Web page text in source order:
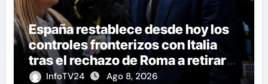
España restablece desde hoy los
controles fronterizos con Italia
tras el rechazo de Roma a retirar
las restricciones
InfoTV24 Ago 8, 2026